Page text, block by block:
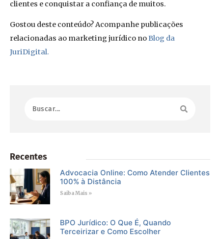
clientes e conquistar a confiança de muitos.
Gostou deste conteúdo? Acompanhe publicações
relacionadas ao marketing jurídico noBlog da
JuriDigital.
Recentes
Advocacia Online: Como Atender Clientes
100% à Distância
Saiba Mais »
BPO Jurídico: O Que É, Quando
Terceirizar e Como Escolher